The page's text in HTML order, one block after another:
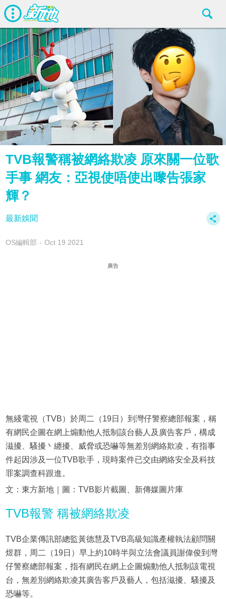
TVB報警稱被網絡欺凌 原來關一位歌
手事 網友：亞視使唔使出嚟告張家
輝？
最新娛聞
OS編輯部 Oct 19 2021
廣告
無綫電視（TVB）於周二（19日）到灣仔警察總部報案，稱
有網民企圖在網上煽動他人抵制該台藝人及廣告客戶，構成
滋擾、騷擾丶纏擾、威脅或恐嚇等無差別網絡欺凌，有指事
件起因涉及一位TVB歌手，現時案件已交由網絡安全及科技
罪案調查科跟進。
文：東方新地｜圖：TVB影片截圖、新傳媒圖片庫
TVB報警 稱被網絡欺凌
TVB企業傳訊部總監黃德慧及TVB高級知識產權執法顧問關
煜群，周二（19日）早上約10時半與立法會議員謝偉俊到灣
仔警察總部報案，指有網民在網上企圖煽動他人抵制該電視
台，無差別網絡欺凌其廣告客戶及藝人，包括滋擾、騷擾及
恐嚇等。